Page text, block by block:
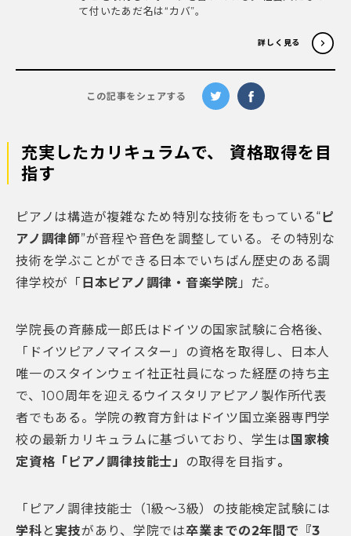
て付いたあだ名は“カバ”。
詳しく見る
この記事をシェアする
充実したカリキュラムで、 資格取得を目
指す
ピアノは構造が複雑なため特別な技術をもっている“ピ
アノ調律師”が音程や音色を調整している。その特別な
技術を学ぶことができる日本でいちばん歴史のある調
律学校が「 日本ピアノ調律・音楽学院 」だ。
学院長の斉藤成一郎氏はドイツの国家試験に合格後、
「ドイツピアノマイスター」の資格を取得し、日本人
唯一のスタインウェイ社正社員になった経歴の持ち主
で、100周年を迎えるウイスタリアピアノ製作所代表
者でもある。学院の教育方針はドイツ国立楽器専門学
校の最新カリキュラムに基づいており、学生は 国家検
定資格「ピアノ調律技能士」
の取得を目指す。
「ピアノ調律技能士（1級〜3級）の技能検定試験には
学科 と 実技があり、学院では卒業までの2年間で『3